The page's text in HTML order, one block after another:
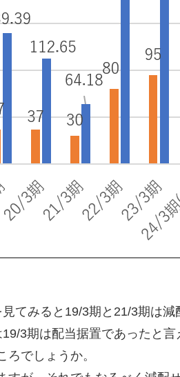
てみると19/3期と21/3期は
3期は配当据置であったと
でしょうか。